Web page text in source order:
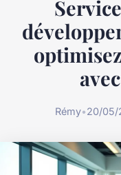
Rémy•20/05/